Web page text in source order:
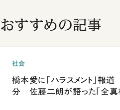
おすすめの記事
社会
橋本愛に「ハラスメント」報
分 佐藤二朗が語った「全真